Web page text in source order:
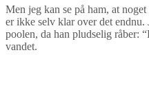
Men jeg kan se på ham, at
er ikke selv klar over det
poolen, da han pludselig råber:
vandet.